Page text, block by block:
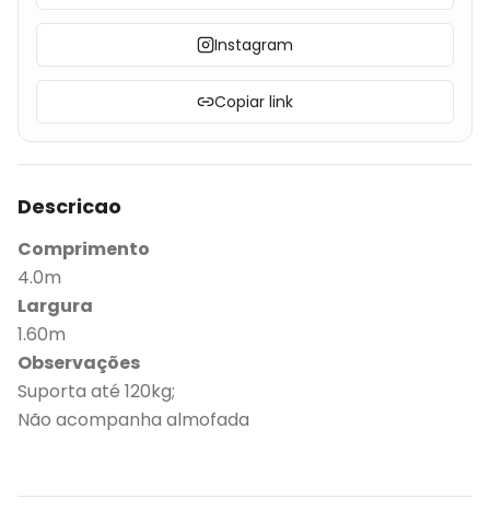
Instagram
Copiar link
Descricao
Comprimento
4.0m
Largura
1.60m
Observações
Suporta até 120kg;
Não acompanha almofada